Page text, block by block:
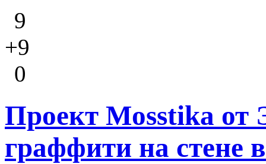
9
+9
0
Проект Mosstika от
граффити на стене